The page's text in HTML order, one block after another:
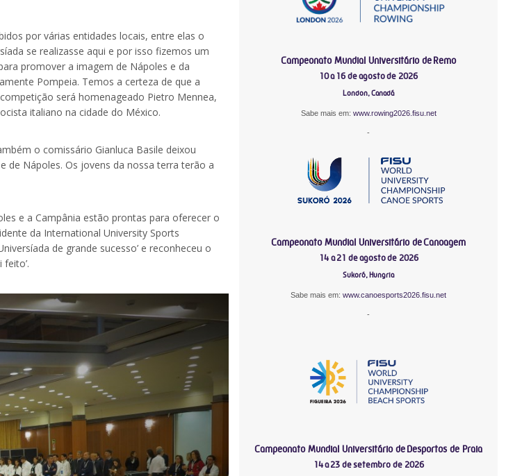
por várias entidades locais, entre elas o
se realizasse aqui e por isso fizemos um
promover a imagem de Nápoles e da
Pompeia. Temos a certeza de que a
será homenageado Pietro Mennea,
italiano na cidade do México.
o comissário Gianluca Basile deixou
de Nápoles. Os jovens da nossa terra terão a
e a Campânia estão prontas para oferecer o
da International University Sports
de grande sucesso’ e reconheceu o
Campeonato Mundial Universitário de Remo
10 a 16 de agosto de 2026
London, Canadá
Sabe mais em: www.rowing2026.fisu.net
-
Campeonato Mundial Universitário de Canoagem
14 a 21 de agosto de 2026
Sukoró, Hungria
Sabe mais em:www.canoesports2026.fisu.net
-
Campeonato Mundial Universitário de Desportos de Praia
14 a 23 de setembro de 2026